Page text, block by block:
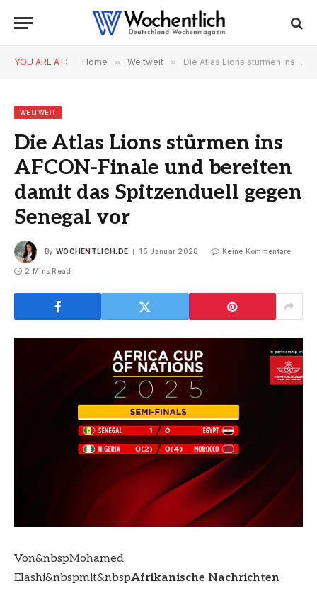
YOU ARE AT: Home » Weltweit » Die Atlas Lions stürmen ins AFCON-Finale und bereiten damit das Spitzenduell gegen Senegal vor
WELTWEIT
Die Atlas Lions stürmen ins
AFCON-Finale und bereiten
damit das Spitzenduell gegen
Senegal vor
By WOCHENTLICH.DE 15 Januar 2026 Keine Kommentare
2 Mins Read
Von&nbspMohamed
Elashi&nbspmit&nbspAfrikanische Nachrichten